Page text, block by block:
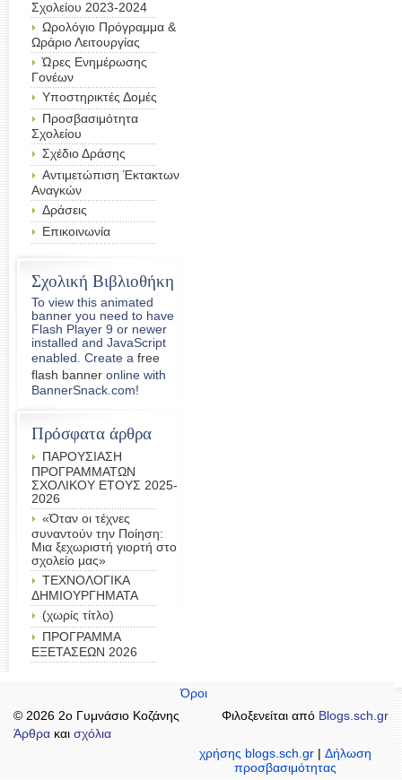
Σχολείου 2023-2024
Ωρολόγιο Πρόγραμμα &
Ωράριο Λειτουργίας
Ώρες Ενημέρωσης
Γονέων
Υποστηρικτές Δομές
Προσβασιμότητα
Σχολείου
Σχέδιο Δράσης
Αντιμετώπιση Έκτακτων
Αναγκών
Δράσεις
Επικοινωνία
Σχολική Βιβλιοθήκη
To view this animated
banner you need to have
Flash Player 9 or newer
installed and JavaScript
enabled. Create a free
flash banner online with
BannerSnack.com!
Πρόσφατα άρθρα
ΠΑΡΟΥΣΙΑΣΗ
ΠΡΟΓΡΑΜΜΑΤΩΝ
ΣΧΟΛΙΚΟΥ ΕΤΟΥΣ 2025-
2026
«Όταν οι τέχνες
συναντούν την Ποίηση:
Μια ξεχωριστή γιορτή στο
σχολείο μας»
ΤΕΧΝΟΛΟΓΙΚΑ
ΔΗΜΙΟΥΡΓΗΜΑΤΑ
(χωρίς τίτλο)
ΠΡΟΓΡΑΜΜΑ
ΕΞΕΤΑΣΕΩΝ 2026
© 2026 2ο Γυμνάσιο Κοζάνης
Άρθρα και σχόλια
Φιλοξενείται από Blogs.sch.gr
Όροι
χρήσης blogs.sch.gr| Δήλωση
προσβασιμότητας